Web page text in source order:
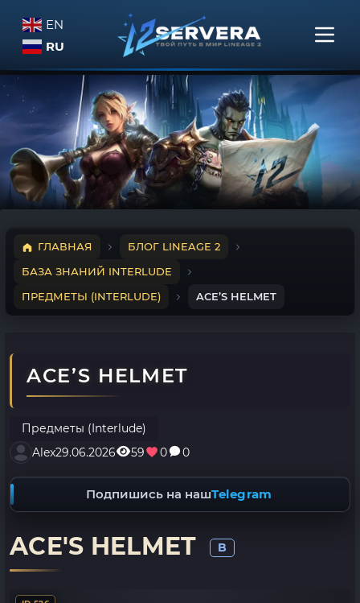
EN
RU
ГЛАВНАЯ
БЛОГ LINEAGE 2
БАЗА ЗНАНИЙ INTERLUDE
ПРЕДМЕТЫ (INTERLUDE)
ACE’S HELMET
ACE’S HELMET
Предметы (Interlude)
Alex29.06.2026 59 0 0
Подпишись на нашTelegram
ACE'S HELMET B